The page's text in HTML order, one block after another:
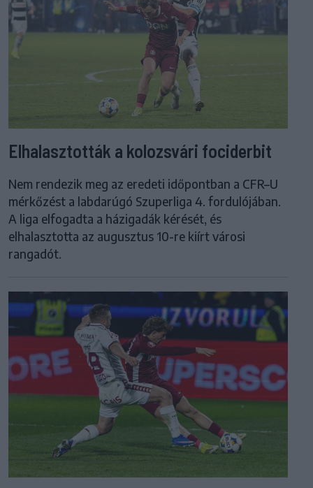
Elhalasztották a kolozsvári fociderbit
Nem rendezik meg az eredeti időpontban a CFR–U
mérkőzést a labdarúgó Szuperliga 4. fordulójában.
A liga elfogadta a házigadák kérését, és
elhalasztotta az augusztus 10-re kiírt városi
rangadót.